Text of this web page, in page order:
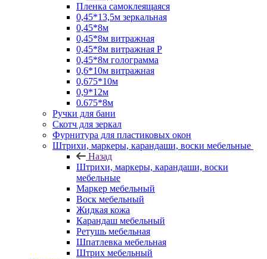
Пленка самоклеящаяся
0,45*13,5м зеркальная
0,45*8м
0,45*8м витражная
0,45*8м витражная Р
0,45*8м голограмма
0,6*10м витражная
0,675*10м
0,9*12м
0.675*8м
Ручки для бани
Скотч для зеркал
Фурнитура для пластиковых окон
Штрихи, маркеры, карандаши, воски мебельные
Назад
Штрихи, маркеры, карандаши, воски
мебельные
Маркер мебельный
Воск мебельный
Жидкая кожа
Карандаш мебельный
Ретушь мебельная
Шпатлевка мебельная
Штрих мебельный